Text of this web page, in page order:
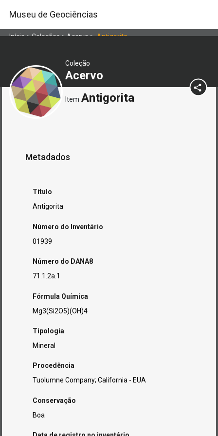
Museu de Geociências
Início>Coleções>Acervo>Antigorita
Coleção
Acervo
Item Antigorita
Metadados
Título
Antigorita
Número do Inventário
01939
Número do DANA8
71.1.2a.1
Fórmula Química
Mg3(Si2O5)(OH)4
Tipologia
Mineral
Procedência
Tuolumne Company; California - EUA
Conservação
Boa